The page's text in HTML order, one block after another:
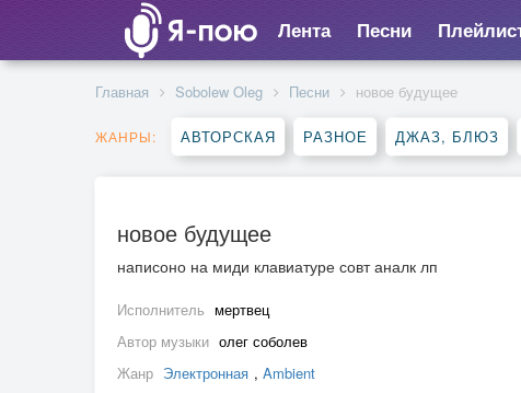
Лента Песни
Главная Sobolew Oleg Песни новое будущее
ЖАНРЫ: АВТОРСКАЯ РАЗНОЕ ДЖАЗ, БЛЮЗ
новое будущее
написоно на миди клавиатуре совт аналк лп
Исполнитель мертвец
Автор музыки олег соболев
Жанр Электронная , Ambient